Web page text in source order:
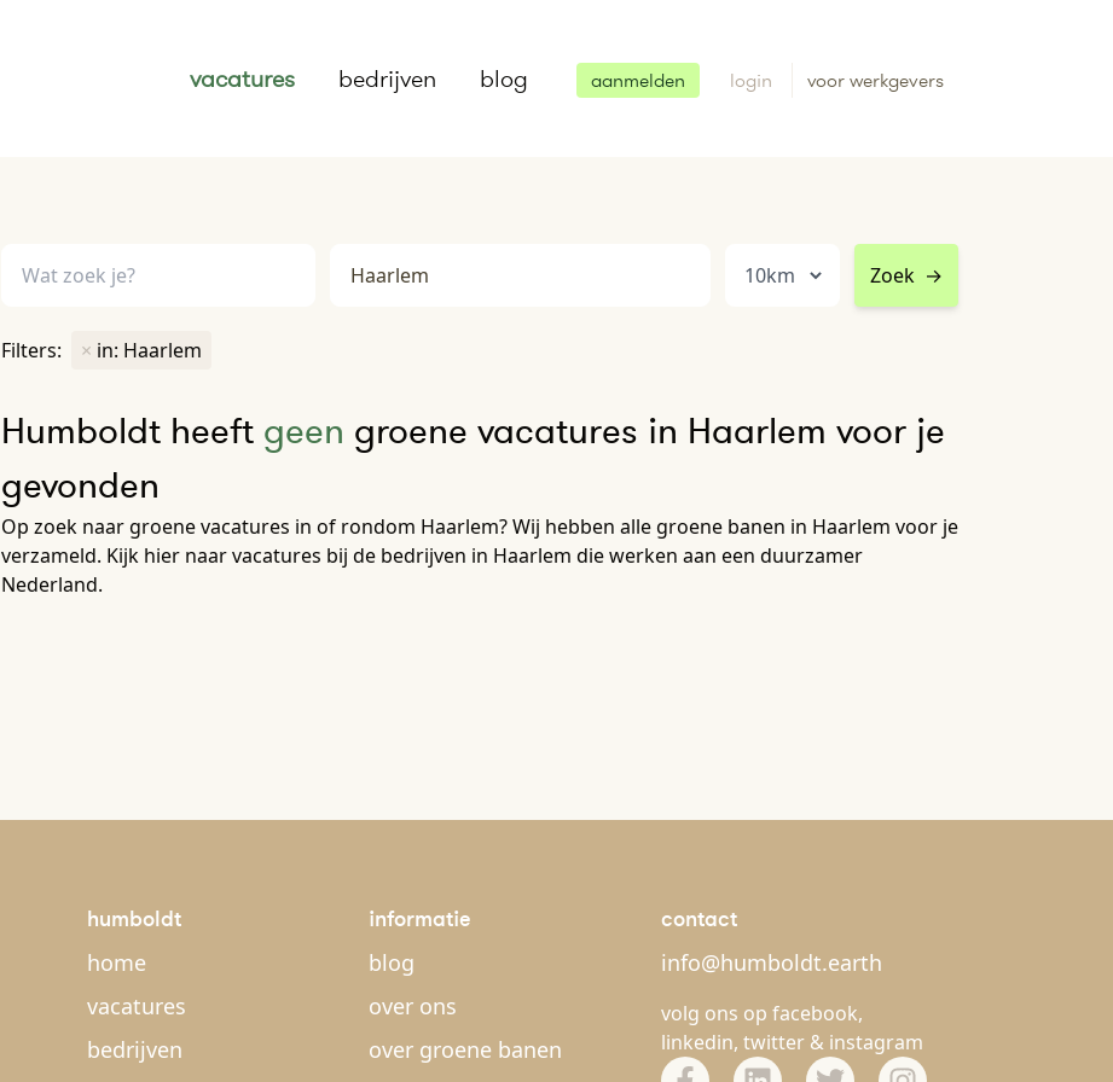
vacatures bedrijven blog aanmelden login voor werkgevers
Zoek →
Filters: × in: Haarlem
Humboldt heeft geen groene vacatures in Haarlem voor je
gevonden
Op zoek naar groene vacatures in of rondom Haarlem? Wij hebben alle groene banen in Haarlem voor je
verzameld. Kijk hier naar vacatures bij de bedrijven in Haarlem die werken aan een duurzamer
Nederland.
humboldt
home
vacatures
bedrijven
informatie
blog
over ons
over groene banen
contact
info@humboldt.earth
volg ons op facebook,
linkedin, twitter & instagram